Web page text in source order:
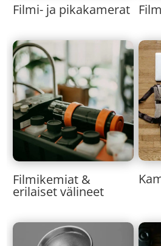
Filmi- ja pikakamerat
Filmikemiat &
erilaiset välineet